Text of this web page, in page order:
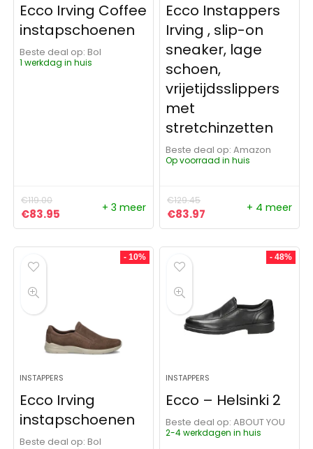
Ecco Irving Coffee
instapschoenen
Beste deal op:
Bol
1 werkdag in huis
€119.00
Oorspronkelijke prijs was: €119.00.
€83.95 Huidige prijs is: €83.95.
+ 3 meer
Ecco Instappers
Irving , slip-on
sneaker, lage
schoen,
vrijetijdsslippers
met
stretchinzetten
Beste deal op:
Amazon
Op voorraad in huis
€129.45
Oorspronkelijke prijs was:
€83.97 Huidige prijs is:
+ 4 meer
- 10%
INSTAPPERS
Ecco Irving
instapschoenen
Beste deal op:
Bol
- 48%
INSTAPPERS
Ecco – Helsinki 2
Beste deal op:
ABOUT YOU
2-4 werkdagen in huis